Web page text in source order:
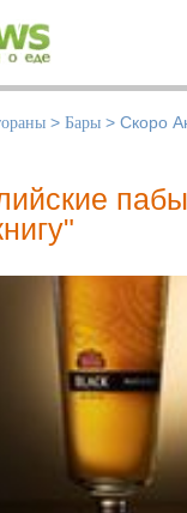
> Бары > Скоро